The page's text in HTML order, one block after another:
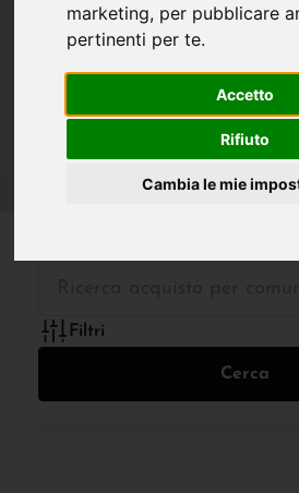
marketing, per pubblicare
pertinenti per te.
Accetto
Rifiuto
Cambia le mie
Filtri
Cerca